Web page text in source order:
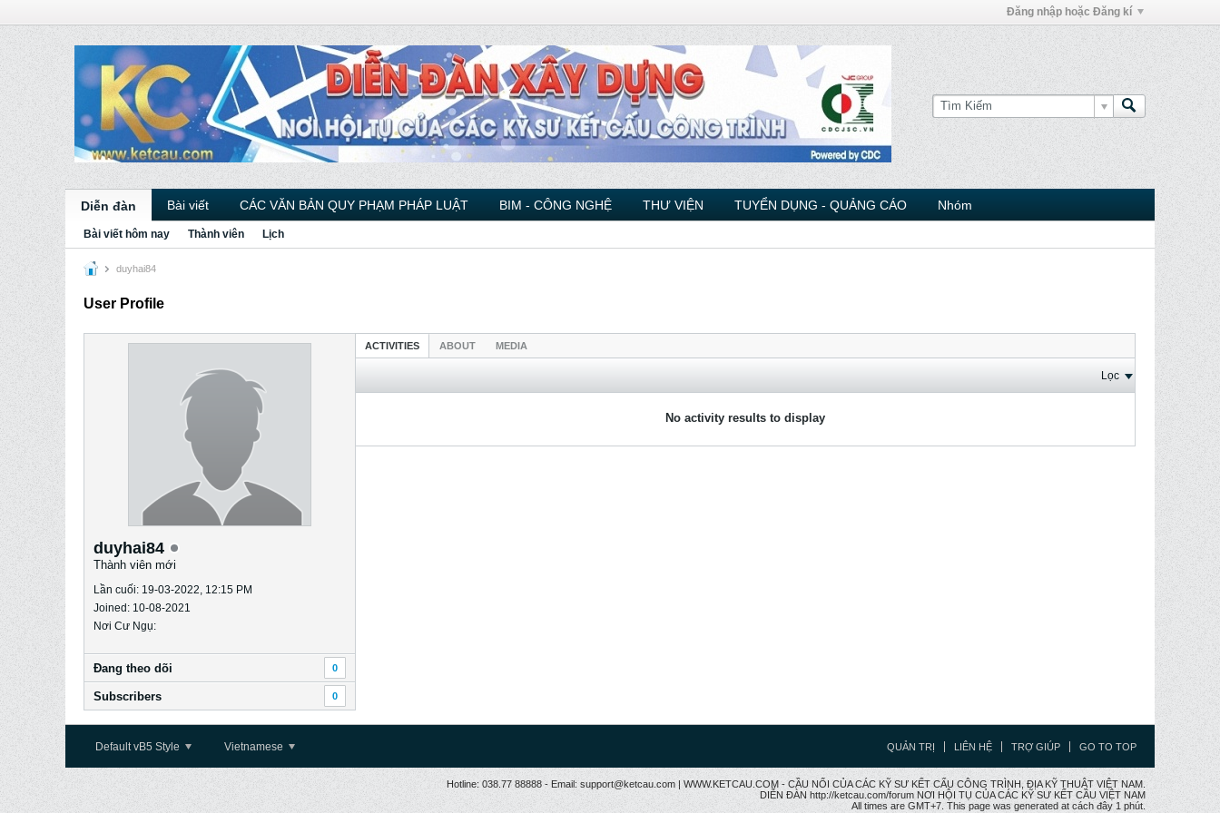
Đăng nhập hoặc Đăng kí
Diễn đàn Bài viết CÁC VĂN BẢN QUY PHẠM PHÁP LUẬT BIM - CÔNG NGHỆ THƯ VIỆN TUYỂN DỤNG - QUẢNG CÁO Nhóm
Bài viết hôm nay Thành viên Lịch
duyhai84
User Profile
duyhai84
Thành viên mới
Lần cuối: 19-03-2022, 12:15 PM
Joined: 10-08-2021
Nơi Cư Ngụ:
Ðang theo dõi 0
Subscribers 0
ACTIVITIES ABOUT MEDIA
Lọc
No activity results to display
Default vB5 Style Vietnamese QUẢN TRỊ LIÊN HỆ TRỢ GIÚP GO TO TOP
Hotline: 038.77 88888 - Email: support@ketcau.com | WWW.KETCAU.COM - CẦU NỐI CỦA CÁC KỸ SƯ KẾT CẤU CÔNG TRÌNH, ĐỊA KỸ THUẬT VIỆT NAM.
DIỄN ĐÀN http://ketcau.com/forum NƠI HỘI TỤ CỦA CÁC KỸ SƯ KẾT CÂU VIỆT NAM
All times are GMT+7. This page was generated at cách đây 1 phút.